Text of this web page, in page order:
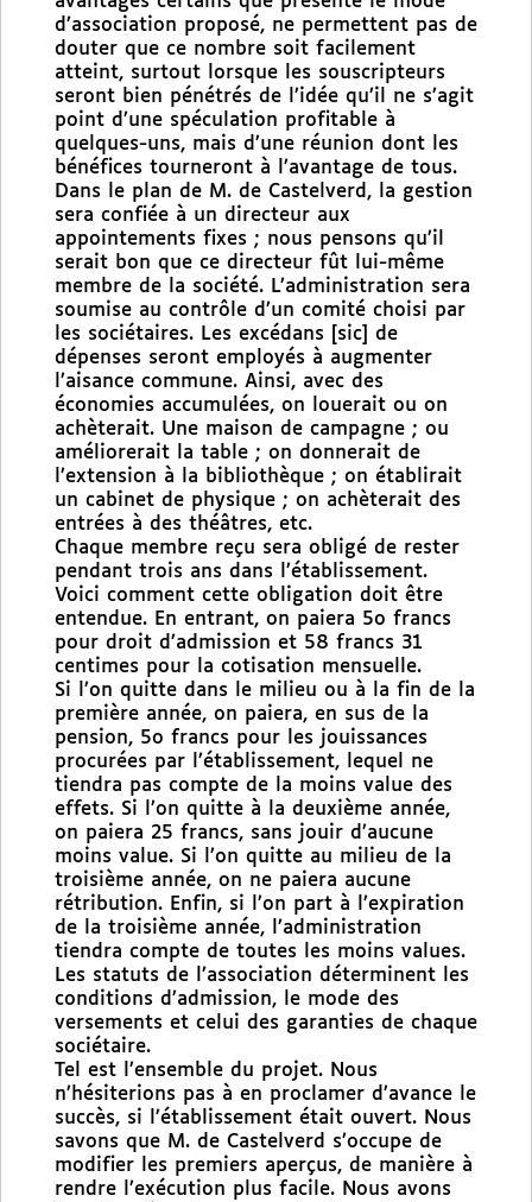
d’association proposé, ne permettent pas de
douter que ce nombre soit facilement
atteint, surtout lorsque les souscripteurs
seront bien pénétrés de l’idée qu’il ne s’agit
point d’une spéculation profitable à
quelques-uns, mais d’une réunion dont les
bénéfices tourneront à l’avantage de tous.
Dans le plan de M. de Castelverd, la gestion
sera confiée à un directeur aux
appointements fixes ; nous pensons qu’il
serait bon que ce directeur fût lui-même
membre de la société. L’administration sera
soumise au contrôle d’un comité choisi par
les sociétaires. Les excédans [sic] de
dépenses seront employés à augmenter
l’aisance commune. Ainsi, avec des
économies accumulées, on louerait ou on
achèterait. Une maison de campagne ; ou
améliorerait la table ; on donnerait de
l’extension à la bibliothèque ; on établirait
un cabinet de physique ; on achèterait des
entrées à des théâtres, etc.
Chaque membre reçu sera obligé de rester
pendant trois ans dans l’établissement.
Voici comment cette obligation doit être
entendue. En entrant, on paiera 5o francs
pour droit d’admission et 58 francs 31
centimes pour la cotisation mensuelle.
Si l’on quitte dans le milieu ou à la fin de la
première année, on paiera, en sus de la
pension, 5o francs pour les jouissances
procurées par l’établissement, lequel ne
tiendra pas compte de la moins value des
effets. Si l’on quitte à la deuxième année,
on paiera 25 francs, sans jouir d’aucune
moins value. Si l’on quitte au milieu de la
troisième année, on ne paiera aucune
rétribution. Enfin, si l’on part à l’expiration
de la troisième année, l’administration
tiendra compte de toutes les moins values.
Les statuts de l’association déterminent les
conditions d’admission, le mode des
versements et celui des garanties de chaque
sociétaire.
Tel est l’ensemble du projet. Nous
n’hésiterions pas à en proclamer d’avance le
succès, si l’établissement était ouvert. Nous
savons que M. de Castelverd s’occupe de
modifier les premiers aperçus, de manière à
rendre l’exécution plus facile. Nous avons